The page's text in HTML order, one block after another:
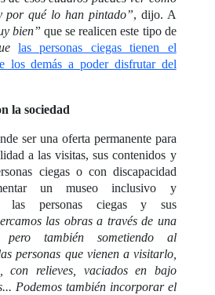
por qué lo han pintado”, dijo. A
bien” que se realicen este tipo de
las personas ciegas tienen el
los demás a poder disfrutar del
la sociedad
ser una oferta permanente para
a las visitas, sus contenidos y
ciegas o con discapacidad
un museo inclusivo y
las personas ciegas y sus
las obras a través de una
pero también sometiendo al
personas que vienen a visitarlo,
con relieves, vaciados en bajo
Podemos también incorporar el